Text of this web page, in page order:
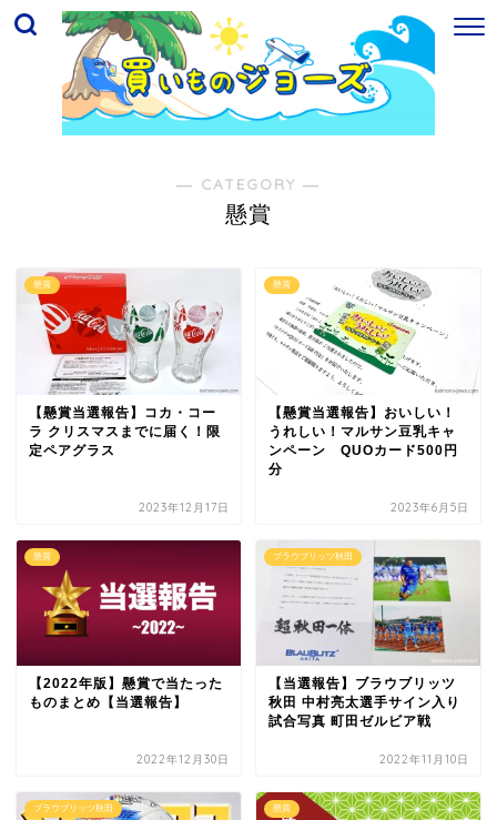
― CATEGORY ―
懸賞
懸賞
【懸賞当選報告】コカ・コー
ラ クリスマスまでに届く！限
定ペアグラス
2023年12月17日
懸賞
【懸賞当選報告】おいしい！
うれしい！マルサン豆乳キャ
ンペーン QUOカード500円
分
2023年6月5日
懸賞
【2022年版】懸賞で当たった
ものまとめ【当選報告】
2022年12月30日
ブラウブリッツ秋田
【当選報告】ブラウブリッツ
秋田 中村亮太選手サイン入り
試合写真 町田ゼルビア戦
2022年11月10日
ブラウブリッツ秋田 懸賞